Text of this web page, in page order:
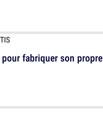
fabriquer son propre